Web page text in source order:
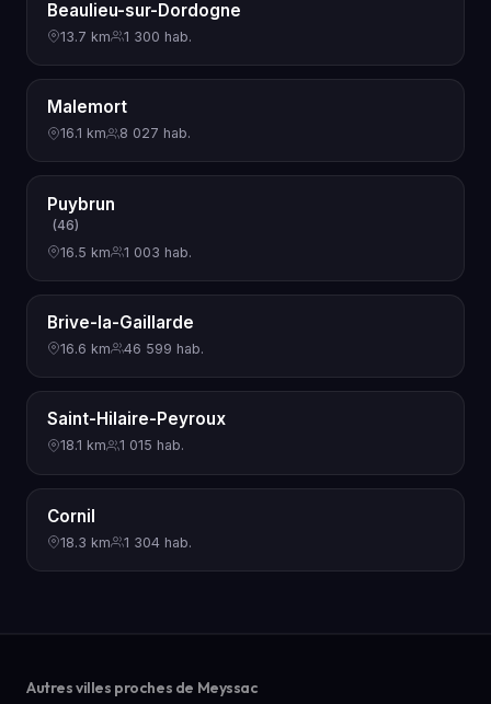
Beaulieu-sur-Dordogne
13.7 km 1 300 hab.
Malemort
16.1 km 8 027 hab.
Puybrun
(46)
16.5 km
1 003 hab.
Brive-la-Gaillarde
16.6 km 46 599 hab.
Saint-Hilaire-Peyroux
18.1 km 1 015 hab.
Cornil
18.3 km 1 304 hab.
Autres villes proches de Meyssac